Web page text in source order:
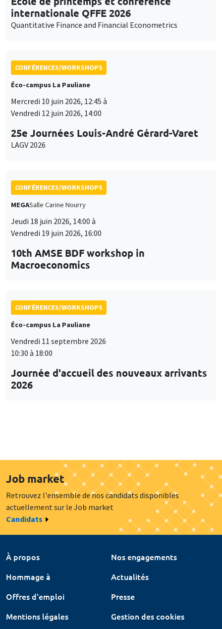
internationale QFFE 2026
Quantitative Finance and Financial Econometrics
CONFÉRENCES/WORKSHOPS
Éco-campus La Pauliane
Mercredi 10 juin 2026, 12:45 à
Vendredi 12 juin 2026, 14:00
25e Journées Louis-André Gérard-Varet
LAGV 2026
CONFÉRENCES/WORKSHOPS
MEGASalle Carine Nourry
Jeudi 18 juin 2026, 14:00 à
Vendredi 19 juin 2026, 16:00
10th AMSE BDF workshop in
Macroeconomics
CONFÉRENCES/WORKSHOPS
Éco-campus La Pauliane
Vendredi 11 septembre 2026
10:30 à 18:00
Journée d'accueil des nouveaux arrivants
2026
Job market
Retrouvez l'ensemble de nos candidats disponibles
actuellement sur le Job market
Candidats
À propos
Nos engagements
Hommage à
Actualités
Offres d'emploi
Presse
Mentions légales
Gestion des cookies